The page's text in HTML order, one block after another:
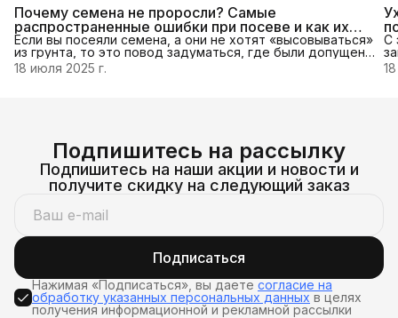
Почему семена не проросли? Самые
распространенные ошибки при посеве и как их
исправить
Если вы посеяли семена, а они не хотят «высовываться»
из грунта, то это повод задуматься, где были допущены
ошибки.
18 июля 2025 г.
С
Подпишитесь на рассылку
Подпишитесь на наши акции и новости и
получите скидку на следующий заказ
Подписаться
Нажимая «Подписаться», вы даете согласие на
обработку указанных персональных данных в целях
получения информационной и рекламной рассылки